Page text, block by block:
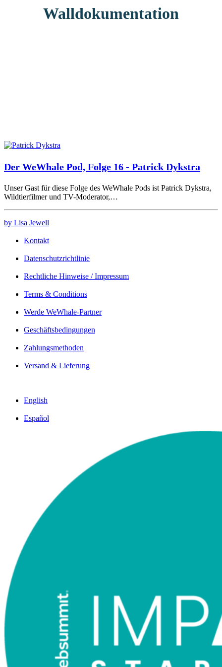
Walldokumentation
Der WeWhale Pod, Folge 16 - Patrick Dykstra
Unser Gast für diese Folge des WeWhale Pods ist Patrick Dykstra,
Wildtierfilmer und TV-Moderator,…
by Lisa Jewell
Kontakt
Datenschutzrichtlinie
Rechtliche Hinweise / Impressum
Terms & Conditions
Werde WeWhale-Partner
Geschäftsbedingungen
Zahlungsmethoden
Versand & Lieferung
English
Español